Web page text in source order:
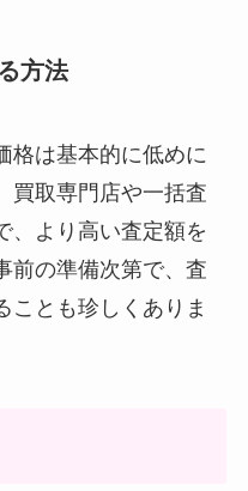
方法
格は基本的に低めに
買取専門店や一括査
、より高い査定額を
前の準備次第で、査
ことも珍しくありま